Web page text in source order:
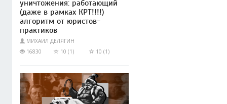
уничтожения: работающий
(даже в рамках КРТ!!!!)
алгоритм от юристов-
практиков
МИХАИЛ ДЕЛЯГИН
16830
10 (1) 10 (1)